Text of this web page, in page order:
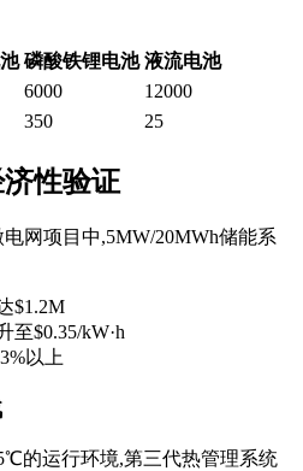
磷酸铁锂电池 液流电池
6000
12000
350 25
性验证
网项目中,5MW/20MWh储能系
$1.2M
至$0.35/kW·h
以上
的运行环境,第三代热管理系统